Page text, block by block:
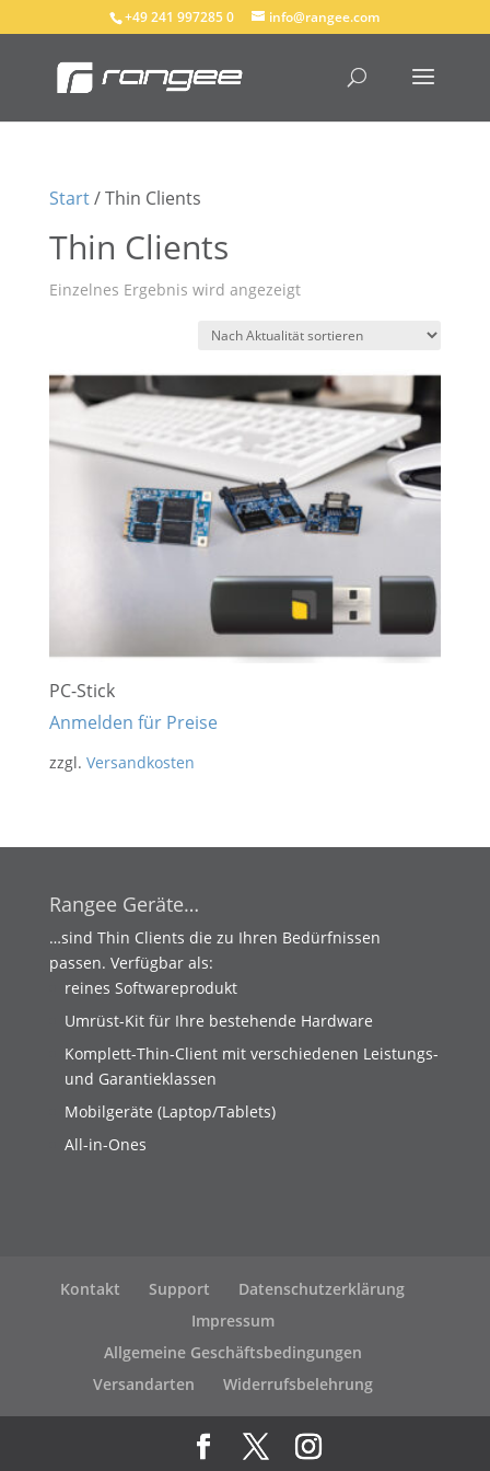
+49 241 997285 0 info@rangee.com
Start/ Thin Clients
Thin Clients
Einzelnes Ergebnis wird angezeigt
PC-Stick
Anmelden für Preise
zzgl. Versandkosten
Rangee Geräte…
…sind Thin Clients die zu Ihren Bedürfnissen
passen. Verfügbar als:
reines Softwareprodukt
Umrüst-Kit für Ihre bestehende Hardware
Komplett-Thin-Client mit verschiedenen Leistungs-
und Garantieklassen
Mobilgeräte (Laptop/Tablets)
All-in-Ones
Kontakt Support
Datenschutzerklärung
Impressum
Allgemeine Geschäftsbedingungen
Versandarten
Widerrufsbelehrung